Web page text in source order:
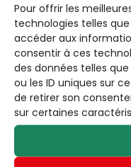
Pour offrir les
technologies telles
accéder aux
consentir à ces
des données telles
ou les ID uniques sur
de retirer son
sur certaines